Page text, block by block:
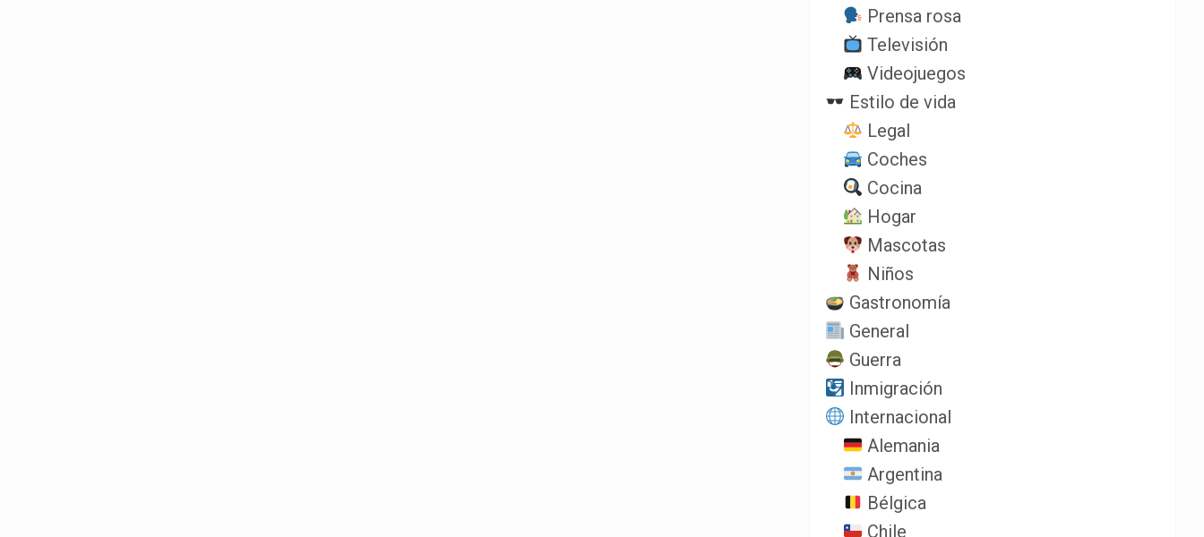
Prensa rosa
Televisión
Videojuegos
Estilo de vida
Legal
Coches
Cocina
Hogar
Mascotas
Niños
Gastronomía
General
Guerra
Inmigración
Internacional
Alemania
Argentina
Bélgica
Chile